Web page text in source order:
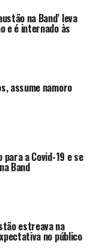
na Band’ leva
e é internado às
assume namoro
a Covid-19 e se
Band
estreava na
no público